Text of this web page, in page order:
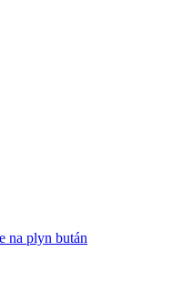
na plyn bután